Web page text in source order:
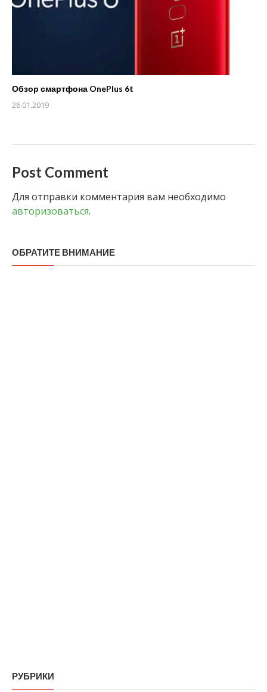
Обзор смартфона OnePlus 6t
26.01.2019
Post Comment
Для отправки комментария вам необходимо
авторизоваться.
ОБРАТИТЕ ВНИМАНИЕ
РУБРИКИ